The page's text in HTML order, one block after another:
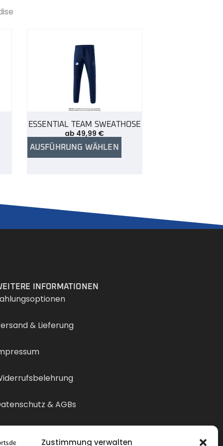
Zustimmung verwalten
ESSENTIAL TEAM SWEATHOSE
ab 49,99 €
AUSFÜHRUNG WÄHLEN
INFORMATIONEN
& Lieferung
& AGBs